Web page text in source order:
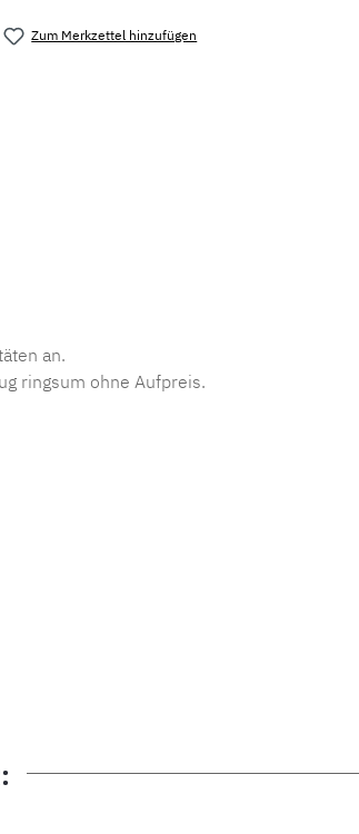
Zum Merkzettel hinzufügen
an.
ringsum ohne Aufpreis.